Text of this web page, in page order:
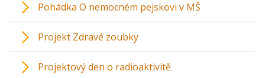
Pohádka O nemocném pejskovi v MŠ
Projekt Zdravé zoubky
Projektový den o radioaktivitě